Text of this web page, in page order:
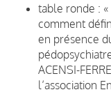
table ronde :
comment
en présence
ACENSI-
l’association